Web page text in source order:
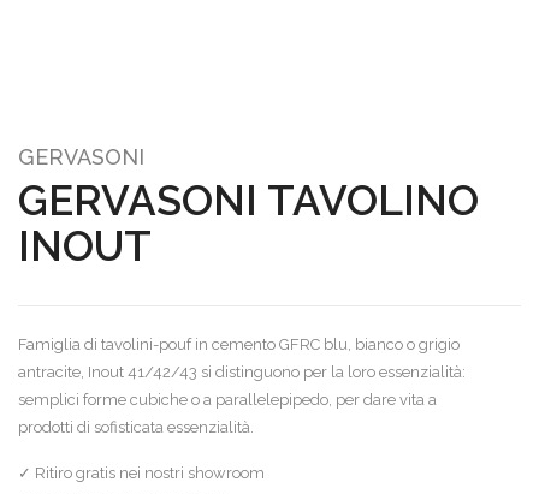
GERVASONI
GERVASONI TAVOLINO
INOUT
Famiglia di tavolini-pouf in cemento GFRC blu, bianco o grigio
antracite, Inout 41/42/43 si distinguono per la loro essenzialità:
semplici forme cubiche o a parallelepipedo, per dare vita a
prodotti di sofisticata essenzialità.
✓ Ritiro gratis nei nostri showroom